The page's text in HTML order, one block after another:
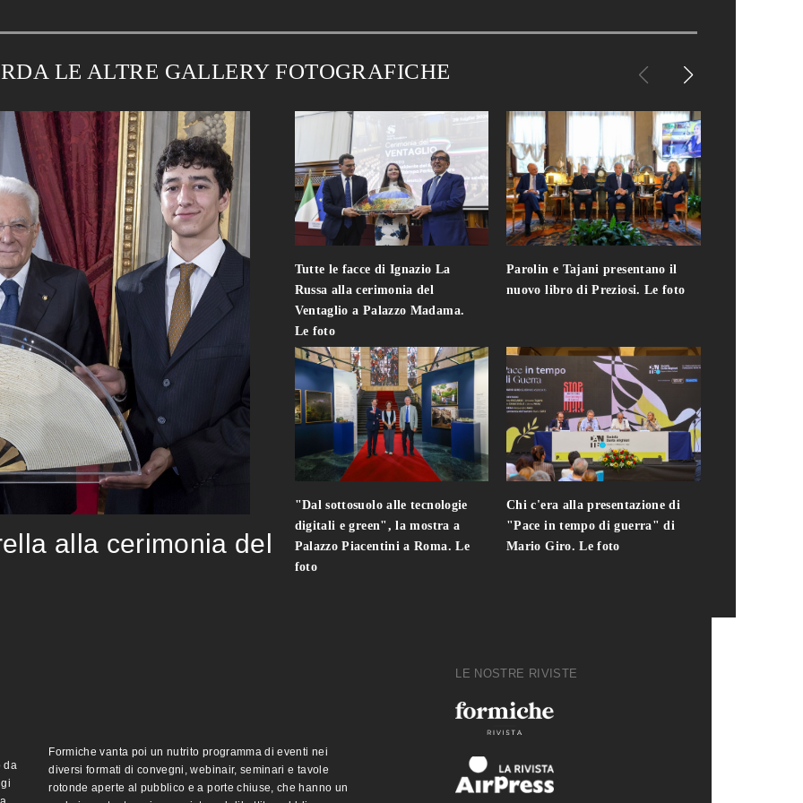
LE ALTRE GALLERY FOTOGRAFICHE
alla cerimonia del
Tutte le facce di Ignazio La
Russa alla cerimonia del
Ventaglio a Palazzo Madama.
Le foto
"Dal sottosuolo alle tecnologie
digitali e green", la mostra a
Palazzo Piacentini a Roma. Le
foto
Parolin e Tajani presentano il
nuovo libro di Preziosi. Le foto
Chi c'era alla presentazione di
"Pace in tempo di guerra" di
Mario Giro. Le foto
da
Formiche vanta poi un nutrito programma di eventi nei
diversi formati di convegni, webinair, seminari e tavole
rotonde aperte al pubblico e a porte chiuse, che hanno un
LE NOSTRE RIVISTE